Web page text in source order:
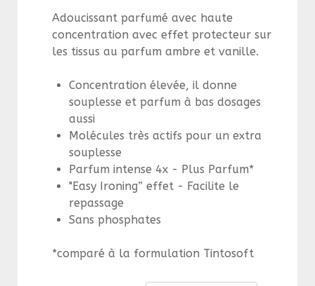
Adoucissant parfumé avec haute
concentration avec effet protecteur sur
les tissus au parfum ambre et vanille.
Concentration élevée, il donne
souplesse et parfum à bas dosages
aussi
Molécules très actifs pour un extra
souplesse
Parfum intense 4x - Plus Parfum*
"Easy Ironing” effet - Facilite le
repassage
Sans phosphates
*comparé à la formulation Tintosoft